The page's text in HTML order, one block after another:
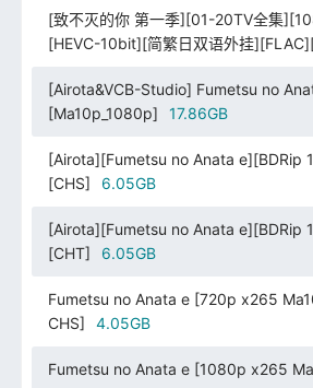
[致不灭的你 第一季][01-20TV全集
[HEVC-10bit][简繁日双语外挂
[Airota&VCB-Studio] Fumetsu no
[Ma10p_1080p]
17.86GB
[Airota][Fumetsu no Anata e][BDRip
[CHS]
6.05GB
[Airota][Fumetsu no Anata e][BDRip
[CHT]
6.05GB
Fumetsu no Anata e [720p x265
CHS]
4.05GB
Fumetsu no Anata e [1080p x265